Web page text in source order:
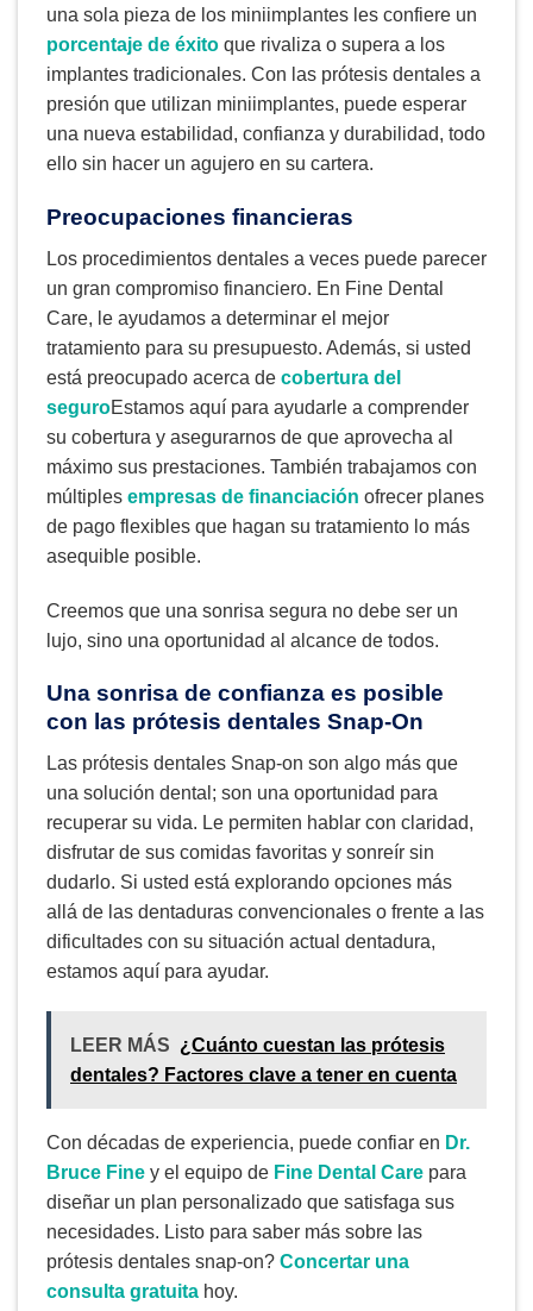
una sola pieza de los miniimplantes les confiere un
porcentaje de éxito que rivaliza o supera a los
implantes tradicionales. Con las prótesis dentales a
presión que utilizan miniimplantes, puede esperar
una nueva estabilidad, confianza y durabilidad, todo
ello sin hacer un agujero en su cartera.
Preocupaciones financieras
Los procedimientos dentales a veces puede parecer
un gran compromiso financiero. En Fine Dental
Care, le ayudamos a determinar el mejor
tratamiento para su presupuesto. Además, si usted
está preocupado acerca de cobertura del
seguroEstamos aquí para ayudarle a comprender
su cobertura y asegurarnos de que aprovecha al
máximo sus prestaciones. También trabajamos con
múltiples empresas de financiación ofrecer planes
de pago flexibles que hagan su tratamiento lo más
asequible posible.
Creemos que una sonrisa segura no debe ser un
lujo, sino una oportunidad al alcance de todos.
Una sonrisa de confianza es posible
con las prótesis dentales Snap-On
Las prótesis dentales Snap-on son algo más que
una solución dental; son una oportunidad para
recuperar su vida. Le permiten hablar con claridad,
disfrutar de sus comidas favoritas y sonreír sin
dudarlo. Si usted está explorando opciones más
allá de las dentaduras convencionales o frente a las
dificultades con su situación actual dentadura,
estamos aquí para ayudar.
LEER MÁS ¿Cuánto cuestan las prótesis
dentales? Factores clave a tener en cuenta
Con décadas de experiencia, puede confiar en Dr.
Bruce Fine y el equipo de Fine Dental Care para
diseñar un plan personalizado que satisfaga sus
necesidades. Listo para saber más sobre las
prótesis dentales snap-on? Concertar una
consulta gratuita hoy.